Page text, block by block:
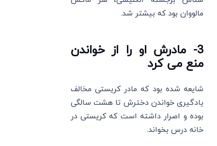
مالووان بود که بیشتر شد.
3- مادرش او را از خواندن
منع می‌ کرد
شایعه شده بود که مادر کریستی مخالف
یادگیری خواندن دخترش تا هشت سالگی
بوده و اصرار داشته است که کریستی در
خانه درس بخواند.